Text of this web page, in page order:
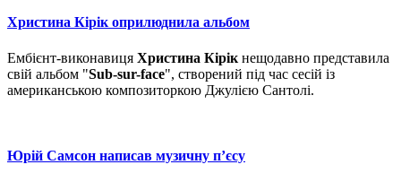
Христина Кірік оприлюднила альбом
Ембієнт-виконавиця Христина Кірік нещодавно представила
свій альбом "Sub-sur-face", створений під час сесій із
американською композиторкою Джулією Сантолі.
Юрій Самсон написав музичну п’єсу